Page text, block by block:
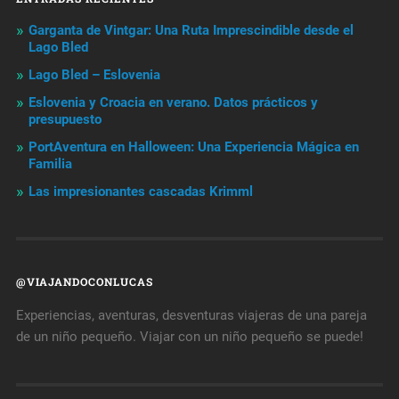
Garganta de Vintgar: Una Ruta Imprescindible desde el
Lago Bled
Lago Bled – Eslovenia
Eslovenia y Croacia en verano. Datos prácticos y
presupuesto
PortAventura en Halloween: Una Experiencia Mágica en
Familia
Las impresionantes cascadas Krimml
@VIAJANDOCONLUCAS
Experiencias, aventuras, desventuras viajeras de una pareja
de un niño pequeño. Viajar con un niño pequeño se puede!